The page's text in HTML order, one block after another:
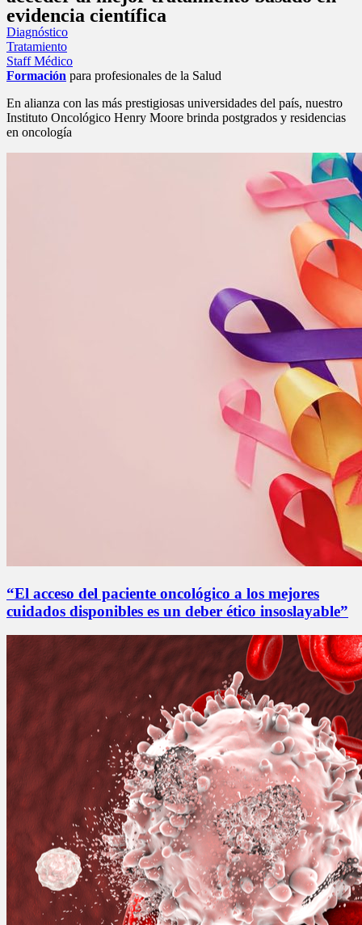
evidencia científica
Diagnóstico
Tratamiento
Staff Médico
Formación para profesionales de la Salud
En alianza con las más prestigiosas universidades del país, nuestro
Instituto Oncológico Henry Moore brinda postgrados y residencias
en oncología
“El acceso del paciente oncológico a los mejores
cuidados disponibles es un deber ético insoslayable”